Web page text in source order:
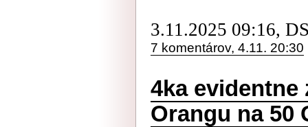
3.11.2025 09:16,
7 komentárov, 4.11. 20:30
4ka evidentne
Orangu na 50